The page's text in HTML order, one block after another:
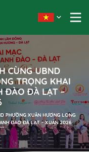
CÙNG UBND
TRỌNG KHAI
ĐÀO ĐÀ LẠT –
PHƯỜNG XUÂN HƯƠNG LONG
ĐÀO ĐÀ LẠT – XUÂN 2026